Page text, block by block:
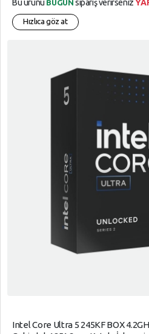
Bu ürünü BUGÜN sipariş verirseniz
Hızlıca göz at
Intel Core Ultra 5 245KF BOX